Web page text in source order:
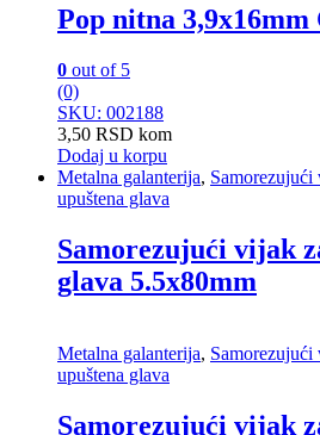
Pop nitna 3,9x16mm
0 out of 5
(0)
SKU: 002188
3,50 RSD kom
Dodaj u korpu
Metalna galanterija,
upuštena glava
Samorezujući vijak
glava 5.5x80mm
Metalna galanterija,
upuštena glava
Samorezujući vijak